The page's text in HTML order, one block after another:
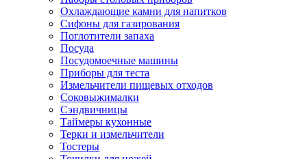
Охлаждающие камни для напитков
Сифоны для газирования
Поглотители запаха
Посуда
Посудомоечные машины
Приборы для теста
Измельчители пищевых отходов
Cоковыжималки
Сэндвичницы
Таймеры кухонные
Терки и измельчители
Тостеры